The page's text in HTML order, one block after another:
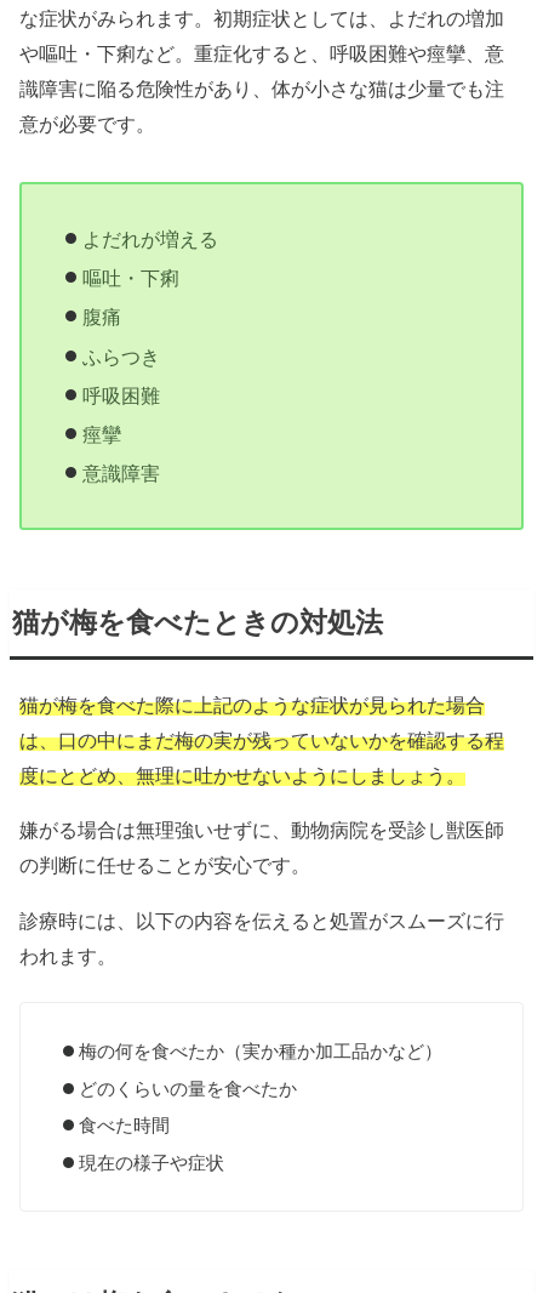
な症状がみられます。初期症状としては、よだれの増加
や嘔吐・下痢など。重症化すると、呼吸困難や痙攣、意
識障害に陥る危険性があり、体が小さな猫は少量でも注
意が必要です。
よだれが増える
嘔吐・下痢
腹痛
ふらつき
呼吸困難
痙攣
意識障害
猫が梅を食べたときの対処法
猫が梅を食べた際に上記のような症状が見られた場合
は、口の中にまだ梅の実が残っていないかを確認する程
度にとどめ、無理に吐かせないようにしましょう。
嫌がる場合は無理強いせずに、動物病院を受診し獣医師
の判断に任せることが安心です。
診療時には、以下の内容を伝えると処置がスムーズに行
われます。
梅の何を食べたか（実か種か加工品かなど）
どのくらいの量を食べたか
食べた時間
現在の様子や症状